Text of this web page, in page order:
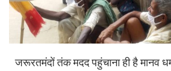
जरूरतमंदों तंक मदद पहुंचाना ही है मानव